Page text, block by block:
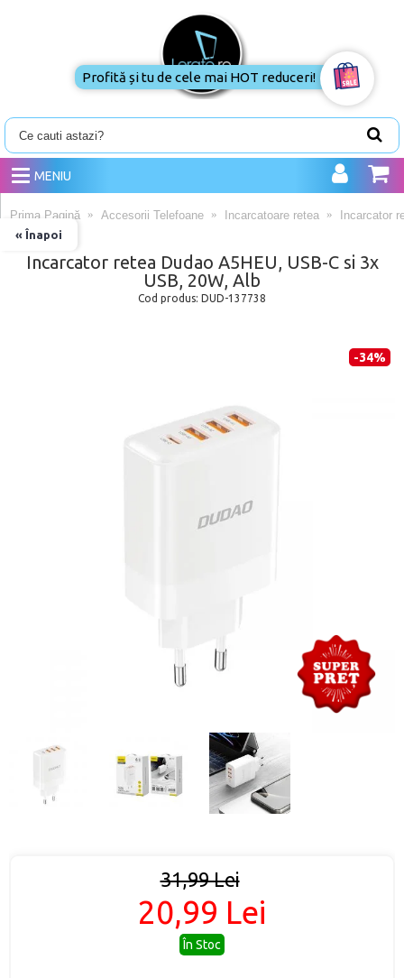
MENIU
« Înapoi
Prima Pagină Accesorii Telefoane Incarcatoare retea Incarcator
Incarcator retea Dudao A5HEU, USB-C si 3x
USB, 20W, Alb
Cod produs: DUD-137738
-34%
31,99 Lei
20,99 Lei
În Stoc
Profită și tu de cele mai HOT reduceri!